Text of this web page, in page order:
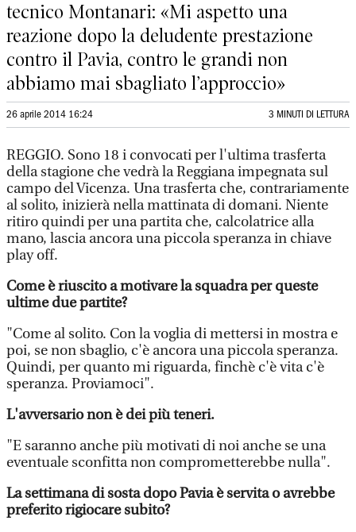
tecnico Montanari: «Mi aspetto una
reazione dopo la deludente prestazione
contro il Pavia, contro le grandi non
abbiamo mai sbagliato l’approccio»
26 aprile 2014 16:24 3 MINUTI DI LETTURA
REGGIO. Sono 18 i convocati per l'ultima trasferta
della stagione che vedrà la Reggiana impegnata sul
campo del Vicenza. Una trasferta che, contrariamente
al solito, inizierà nella mattinata di domani. Niente
ritiro quindi per una partita che, calcolatrice alla
mano, lascia ancora una piccola speranza in chiave
play off.
Come è riuscito a motivare la squadra per queste
ultime due partite?
"Come al solito. Con la voglia di mettersi in mostra e
poi, se non sbaglio, c'è ancora una piccola speranza.
Quindi, per quanto mi riguarda, finchè c'è vita c'è
speranza. Proviamoci".
L'avversario non è dei più teneri.
"E saranno anche più motivati di noi anche se una
eventuale sconfitta non comprometterebbe nulla".
La settimana di sosta dopo Pavia è servita o avrebbe
preferito rigiocare subito?